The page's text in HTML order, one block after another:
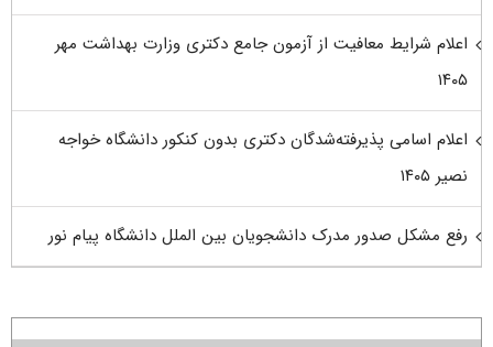
اعلام شرایط معافیت از آزمون جامع دکتری وزارت بهداشت مهر
۱۴۰۵
اعلام اسامی پذیرفته‌شدگان دکتری بدون کنکور دانشگاه خواجه
نصیر ۱۴۰۵
رفع مشکل صدور مدرک دانشجویان بین الملل دانشگاه پیام نور